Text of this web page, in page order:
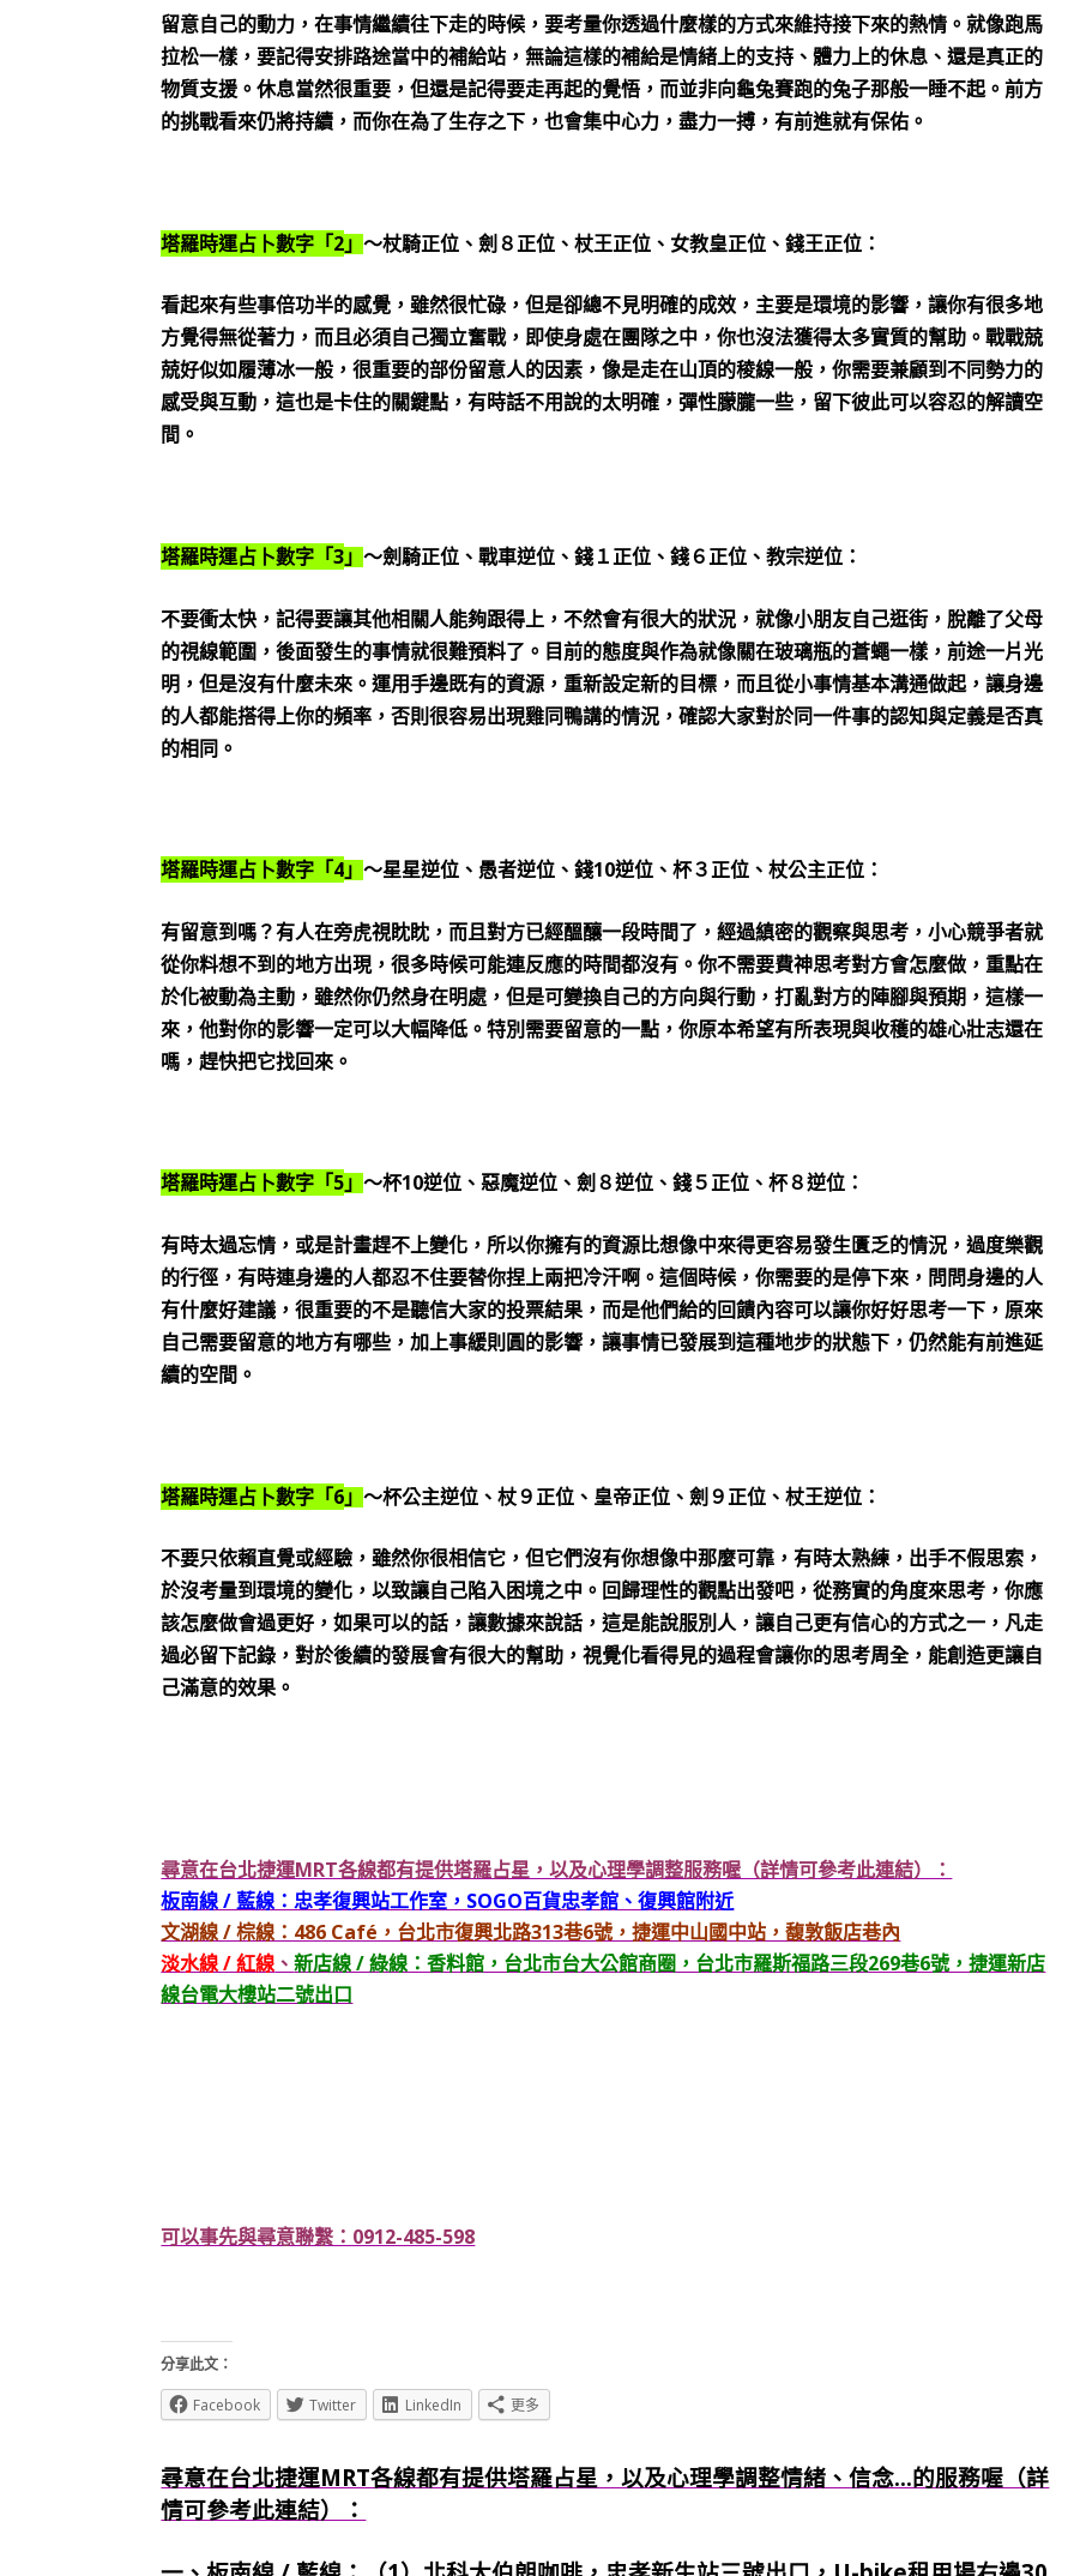
留意自己的動力，在事情繼續往下走的時候，要考量你透過什麼樣的方式來維持接下來的熱情。就像跑馬
拉松一樣，要記得安排路途當中的補給站，無論這樣的補給是情緒上的支持、體力上的休息、還是真正的
物質支援。休息當然很重要，但還是記得要走再起的覺悟，而並非向龜兔賽跑的兔子那般一睡不起。前方
的挑戰看來仍將持續，而你在為了生存之下，也會集中心力，盡力一搏，有前進就有保佑。
塔羅時運占卜數字「2 」～杖騎正位、劍８正位、杖王正位、女教皇正位、錢王正位：
看起來有些事倍功半的感覺，雖然很忙碌，但是卻總不見明確的成效，主要是環境的影響，讓你有很多地
方覺得無從著力，而且必須自己獨立奮戰，即使身處在團隊之中，你也沒法獲得太多實質的幫助。戰戰兢
兢好似如履薄冰一般，很重要的部份留意人的因素，像是走在山頂的稜線一般，你需要兼顧到不同勢力的
感受與互動，這也是卡住的關鍵點，有時話不用說的太明確，彈性朦朧一些，留下彼此可以容忍的解讀空
間。
塔羅時運占卜數字「3 」～劍騎正位、戰車逆位、錢１正位、錢６正位、教宗逆位：
不要衝太快，記得要讓其他相關人能夠跟得上，不然會有很大的狀況，就像小朋友自己逛街，脫離了父母
的視線範圍，後面發生的事情就很難預料了。目前的態度與作為就像關在玻璃瓶的蒼蠅一樣，前途一片光
明，但是沒有什麼未來。運用手邊既有的資源，重新設定新的目標，而且從小事情基本溝通做起，讓身邊
的人都能搭得上你的頻率，否則很容易出現雞同鴨講的情況，確認大家對於同一件事的認知與定義是否真
的相同。
塔羅時運占卜數字「4 」～星星逆位、愚者逆位、錢10逆位、杯３正位、杖公主正位：
有留意到嗎？有人在旁虎視眈眈，而且對方已經醞釀一段時間了，經過縝密的觀察與思考，小心競爭者就
從你料想不到的地方出現，很多時候可能連反應的時間都沒有。你不需要費神思考對方會怎麼做，重點在
於化被動為主動，雖然你仍然身在明處，但是可變換自己的方向與行動，打亂對方的陣腳與預期，這樣一
來，他對你的影響一定可以大幅降低。特別需要留意的一點，你原本希望有所表現與收穫的雄心壯志還在
嗎，趕快把它找回來。
塔羅時運占卜數字「5 」～杯10逆位、惡魔逆位、劍８逆位、錢５正位、杯８逆位：
有時太過忘情，或是計畫趕不上變化，所以你擁有的資源比想像中來得更容易發生匱乏的情況，過度樂觀
的行徑，有時連身邊的人都忍不住要替你捏上兩把冷汗啊。這個時候，你需要的是停下來，問問身邊的人
有什麼好建議，很重要的不是聽信大家的投票結果，而是他們給的回饋內容可以讓你好好思考一下，原來
自己需要留意的地方有哪些，加上事緩則圓的影響，讓事情已發展到這種地步的狀態下，仍然能有前進延
續的空間。
塔羅時運占卜數字「6 」～杯公主逆位、杖９正位、皇帝正位、劍９正位、杖王逆位：
不要只依賴直覺或經驗，雖然你很相信它，但它們沒有你想像中那麼可靠，有時太熟練，出手不假思索，
於沒考量到環境的變化，以致讓自己陷入困境之中。回歸理性的觀點出發吧，從務實的角度來思考，你應
該怎麼做會過更好，如果可以的話，讓數據來說話，這是能說服別人，讓自己更有信心的方式之一，凡走
過必留下記錄，對於後續的發展會有很大的幫助，視覺化看得見的過程會讓你的思考周全，能創造更讓自
己滿意的效果。
尋意在台北捷運MRT各線都有提供塔羅占星，以及心理學調整服務喔（詳情可參考此連結）：
板南線 / 藍線：忠孝復興站工作室，SOGO百貨忠孝館、復興館附近
文湖線 / 棕線：486 Café，台北市復興北路313巷6號，捷運中山國中站，馥敦飯店巷內
淡水線 / 紅線 、新店線 / 綠線：香料館，台北市台大公館商圈，台北市羅斯福路三段269巷6號，捷運新店
線台電大樓站二號出口
可以事先與尋意聯繫：0912-485-598
分享此文：
Facebook
Twitter LinkedIn 更多
尋意在台北捷運MRT各線都有提供塔羅占星，以及心理學調整情緒、信念...的服務喔（詳
情可參考此連結）：